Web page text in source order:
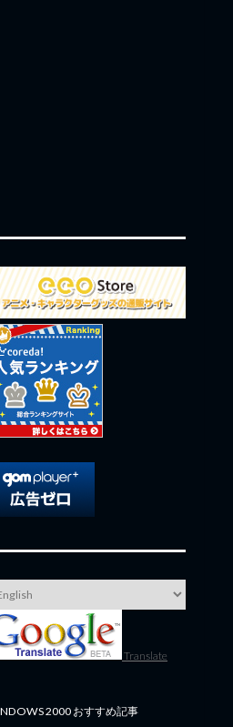
Translate
2000 おすすめ記事